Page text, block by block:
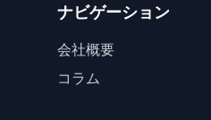
ナビゲーション
会社概要
コラム